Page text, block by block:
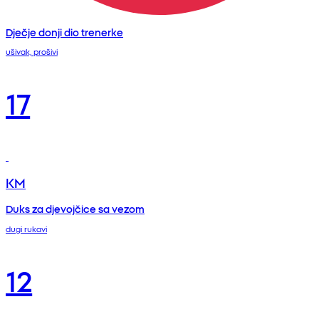
Dječje donji dio trenerke
ušivak, prošivi
17
KM
Duks za djevojčice sa vezom
dugi rukavi
12